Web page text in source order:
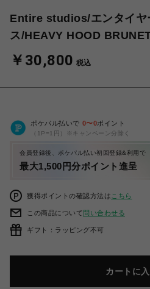
Entire studios/エンタイヤ
ス/HEAVY HOOD
￥30,800 税込
ポケパル払いで 0〜0ポイント
（1P=1円）※キャンペーン分除く
会員登録後、ポケパル払い初回登録&利用で
最大1,500円分ポイント進呈
獲得ポイントの確認方法は こちら
この商品について問い合わせる
ギフト：ラッピング不可
カートに